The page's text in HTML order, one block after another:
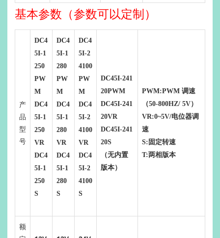
基本参数（参数可以定制）
产
品
型
号
DC4
5I-1
250
PW
M
DC4
5I-1
250
VR
DC4
5I-1
250
S
DC4
5I-1
280
PW
M
DC4
5I-1
280
VR
DC4
5I-1
280
S
DC4
5I-2
4100
PW
M
DC4
5I-2
4100
VR
DC4
5I-2
4100
S
DC45I-241
20PWM
DC45I-241
20VR
DC45I-241
20S
（无内置
版本）
PWM:PWM 调速
（50-800HZ/ 5V）
VR:0~5V/电位器调
速
S:固定转速
T:两相版本
额